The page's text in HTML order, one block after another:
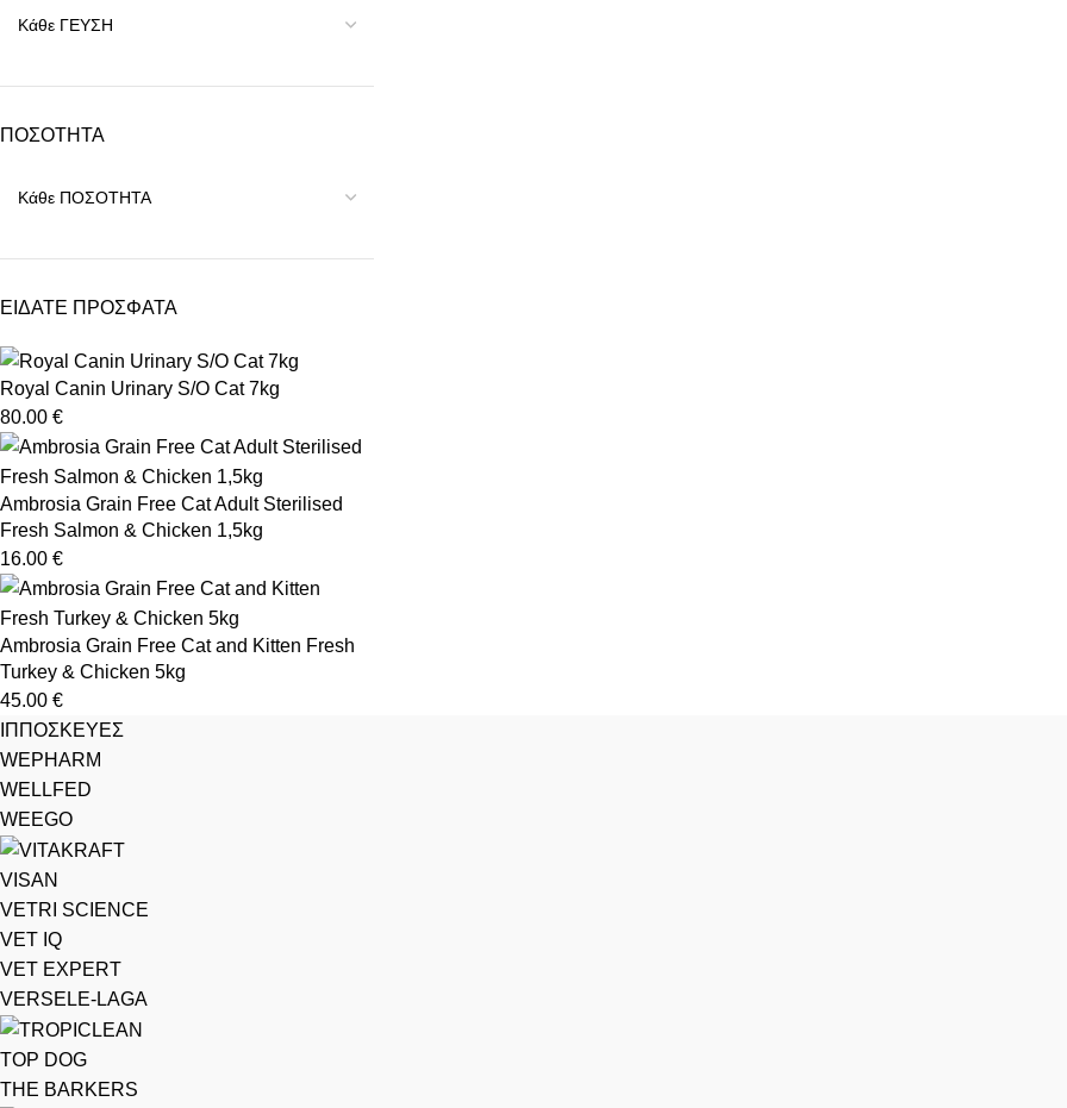
ΠΟΣΟΤΗΤΑ
ΕΙΔΑΤΕ ΠΡΟΣΦΑΤΑ
Royal Canin Urinary S/O Cat 7kg
80.00 €
Ambrosia Grain Free Cat Adult Sterilised
Fresh Salmon & Chicken 1,5kg
16.00 €
Ambrosia Grain Free Cat and Kitten Fresh
Turkey & Chicken 5kg
45.00 €
ΙΠΠΟΣΚΕΥΕΣ
WEPHARM
WELLFED
WEEGO
VISAN
VETRI SCIENCE
VET IQ
VET EXPERT
VERSELE-LAGA
TOP DOG
THE BARKERS